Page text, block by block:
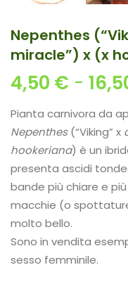
Nepenthes
miracle”) x (x
4,50 € -
Pianta carnivora da
Nepenthes(“Viking” x
hookeriana) è un
presenta ascidi
bande più chiare e
macchie (o
molto bello.
Sono in vendita
sesso femminile.